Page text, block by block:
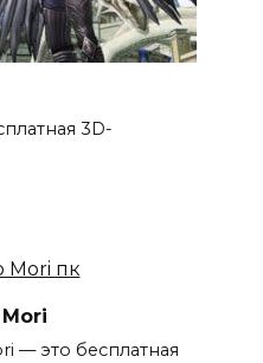
3D-
— это бесплатная